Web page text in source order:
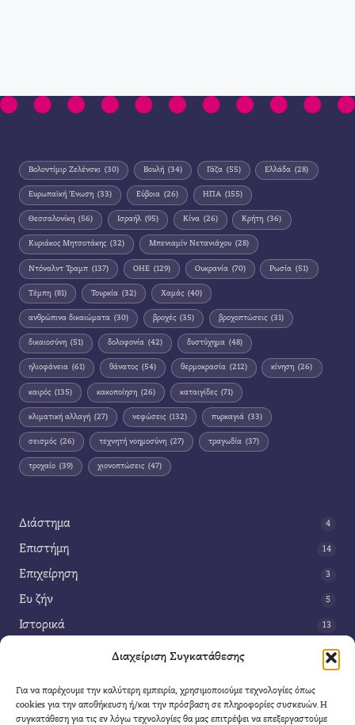
Διαχείριση Συγκατάθεσης
Για να παρέχουμε την καλύτερη εμπειρία, χρησιμοποιούμε τεχνολογίες όπως
cookies για την αποθήκευση ή/και την πρόσβαση σε πληροφορίες συσκευών. Η
συγκατάθεση για τις εν λόγω τεχνολογίες θα μας επιτρέψει να επεξεργαστούμε
Βολοντίμιρ Ζελένσκι (30) Βουλή (34) Γάζα (55) Ελλάδα (28)
Ευρωπαϊκή Ένωση (33) Εύβοια (26) ΗΠΑ (155)
Θεσσαλονίκη (56) Ισραήλ (95) Κίνα (26) Κρήτη (36)
Κυριάκος Μητσοτάκης (32) Μπενιαμίν Νετανιάχου (28)
Ντόναλντ Τραμπ (137) ΟΗΕ (129) Ουκρανία (70) Ρωσία (51)
Τέμπη (81) Τουρκία (32) Χαμάς (40)
ανθρώπινα δικαιώματα (30) βροχές (35) βροχοπτώσεις (31)
δικαιοσύνη (51) δολοφονία (42) δυστύχημα (48)
ηλιοφάνεια (61) θάνατος (54) θερμοκρασία (212) κίνηση (26)
καιρός (135) κακοποίηση (26) καταιγίδες (71)
κλιματική αλλαγή (27) νεφώσεις (132) πυρκαγιά (33)
σεισμός (26) τεχνητή νοημοσύνη (27) τραγωδία (37)
τροχαίο (39) χιονοπτώσεις (47)
Διάστημα 4
Επιστήμη 14
Επιχείρηση 3
Ευ ζήν 5
Ιστορικά 13
42
Τέχνη 3